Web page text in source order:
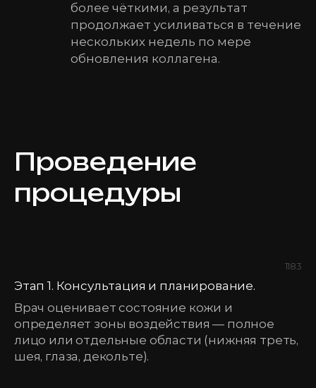
более чёткими, а результат
продолжает усиливаться в течение
нескольких недель по мере
обновления коллагена.
Проведение
процедуры
1183
Этап 1. Консультация и планирование.
Врач оценивает состояние кожи и
определяет зоны воздействия — полное
лицо или отдельные области (нижняя треть,
шея, глаза, декольте).